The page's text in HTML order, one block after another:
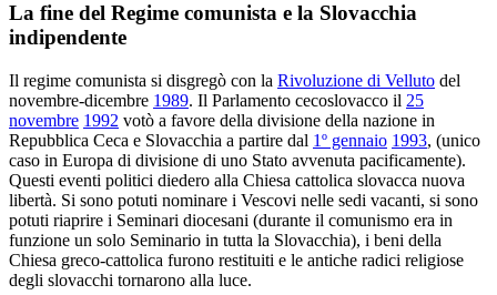
La fine del Regime comunista e la Slovacchia
indipendente
Il regime comunista si disgregò con la Rivoluzione di Velluto del
novembre-dicembre 1989. Il Parlamento cecoslovacco il 25
novembre 1992 votò a favore della divisione della nazione in
Repubblica Ceca e Slovacchia a partire dal 1º gennaio 1993, (unico
caso in Europa di divisione di uno Stato avvenuta pacificamente).
Questi eventi politici diedero alla Chiesa cattolica slovacca nuova
libertà. Si sono potuti nominare i Vescovi nelle sedi vacanti, si sono
potuti riaprire i Seminari diocesani (durante il comunismo era in
funzione un solo Seminario in tutta la Slovacchia), i beni della
Chiesa greco-cattolica furono restituiti e le antiche radici religiose
degli slovacchi tornarono alla luce.